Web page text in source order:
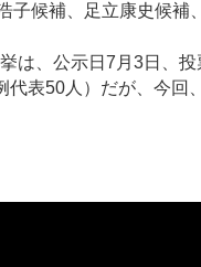
子候補、足立康史候
は、公示日7月3日、
代表50人）だが、今